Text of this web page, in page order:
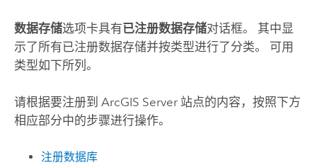
数据存储选项卡具有已注册数据存储对话框。 其中显
示了所有已注册数据存储并按类型进行了分类。 可用
类型如下所列。
请根据要注册到 ArcGIS Server站点的内容，按照下方
相应部分中的步骤进行操作。
注册数据库